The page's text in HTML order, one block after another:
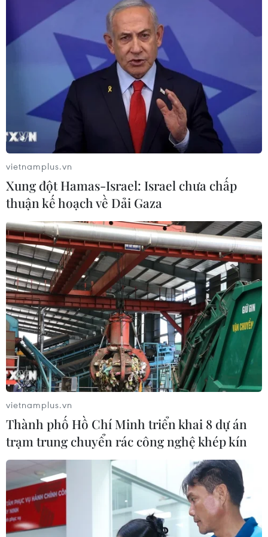
Dự án đường bộ cao tốc Gia Nghĩa-
Chơn Thành "đội vốn" hơn 350 tỷ
05/08/2026 09:06
Còn tồn tại, khiếm khuyết hệ thống
thu phí tại 5 Dự án cao tốc Bắc-Nam
05/08/2026 08:29
Cao tốc Khánh Hoà-Buôn Ma Thuột
sẽ hoàn thành, khai thác trong năm
nay
05/08/2026 07:14
Sân bay Nội Bài cho xe biển vàng đón
trả, khách trước sảnh tại Nhà ga T1
05/08/2026 04:01
Lâm Đồng: Bám sát tiến độ để sân
bay Liên Khương mở cửa đúng hạn
19/8
05/08/2026 02:19
cao tốc Hà Tiên-Rạch Giá-Bạc Liêu
05/08/2026 01:43
vietnamplus.vn
Xung đột Hamas-Israel: Israel chưa chấp
thuận kế hoạch về Dải Gaza
vietnamplus.vn
Thành phố Hồ Chí Minh triển khai 8 dự án
trạm trung chuyển rác công nghệ khép kín